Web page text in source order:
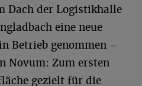
Dach der Logistikhalle
eine neue
Betrieb genommen –
Novum: Zum ersten
gezielt für die